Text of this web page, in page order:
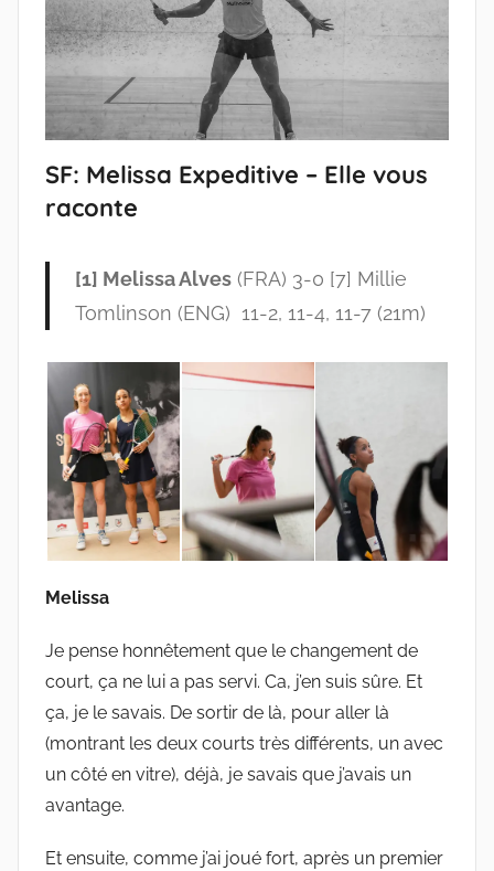
SF: Melissa Expeditive – Elle vous
raconte
[1] Melissa Alves(FRA) 3-0 [7] Millie
Tomlinson (ENG) 11-2, 11-4, 11-7 (21m)
Melissa
Je pense honnêtement que le changement de
court, ça ne lui a pas servi. Ca, j’en suis sûre. Et
ça, je le savais. De sortir de là, pour aller là
(montrant les deux courts très différents, un avec
un côté en vitre), déjà, je savais que j’avais un
avantage.
Et ensuite, comme j’ai joué fort, après un premier